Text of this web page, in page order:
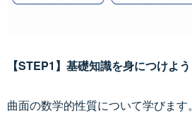
【STEP1】基礎知識を身につけよう
曲面の数学的性質について学びます。